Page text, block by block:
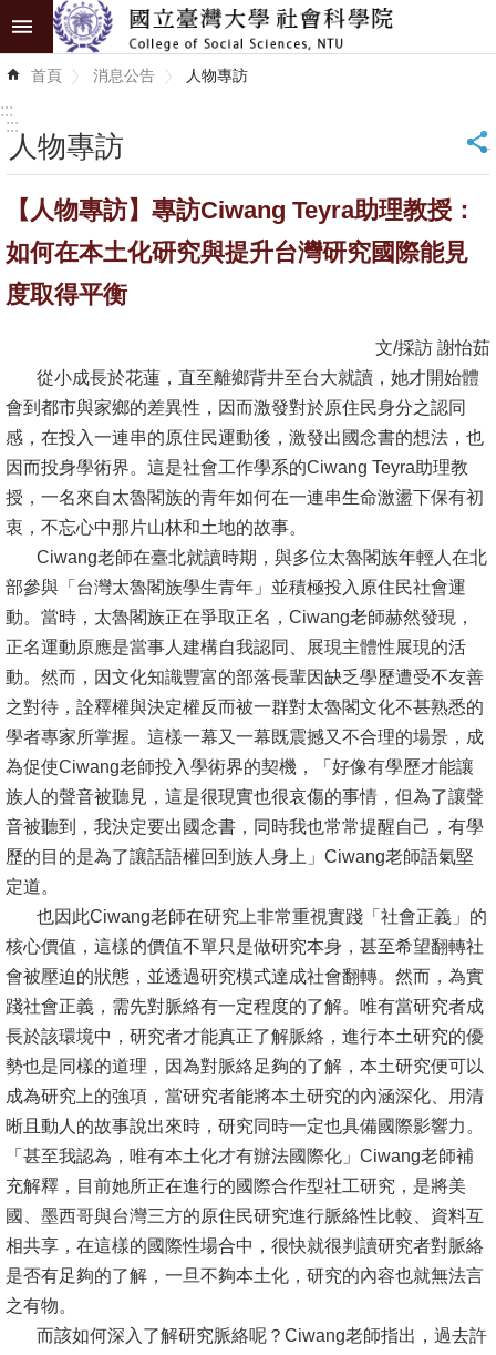
跳到主要內容區塊
進
階
識
學
位
研
究
消
公
告
國
際
化
高
教
深
耕
法
及
文
件
心
輔
&
學
輔
捐
首頁 消息公告 人物專訪
:::
:::
人物專訪 _
【人物專訪】專訪Ciwang Teyra助理教授：
如何在本土化研究與提升台灣研究國際能見
度取得平衡
文/採訪 謝怡茹
從小成長於花蓮，直至離鄉背井至台大就讀，她才開始體
會到都市與家鄉的差異性，因而激發對於原住民身分之認同
感，在投入一連串的原住民運動後，激發出國念書的想法，也
因而投身學術界。這是社會工作學系的Ciwang Teyra助理教
授，一名來自太魯閣族的青年如何在一連串生命激盪下保有初
衷，不忘心中那片山林和土地的故事。
Ciwang老師在臺北就讀時期，與多位太魯閣族年輕人在北
部參與「台灣太魯閣族學生青年」並積極投入原住民社會運
動。當時，太魯閣族正在爭取正名，Ciwang老師赫然發現，
正名運動原應是當事人建構自我認同、展現主體性展現的活
動。然而，因文化知識豐富的部落長輩因缺乏學歷遭受不友善
之對待，詮釋權與決定權反而被一群對太魯閣文化不甚熟悉的
學者專家所掌握。這樣一幕又一幕既震撼又不合理的場景，成
為促使Ciwang老師投入學術界的契機，「好像有學歷才能讓
族人的聲音被聽見，這是很現實也很哀傷的事情，但為了讓聲
音被聽到，我決定要出國念書，同時我也常常提醒自己，有學
歷的目的是為了讓話語權回到族人身上」Ciwang老師語氣堅
定道。
也因此Ciwang老師在研究上非常重視實踐「社會正義」的
核心價值，這樣的價值不單只是做研究本身，甚至希望翻轉社
會被壓迫的狀態，並透過研究模式達成社會翻轉。然而，為實
踐社會正義，需先對脈絡有一定程度的了解。唯有當研究者成
長於該環境中，研究者才能真正了解脈絡，進行本土研究的優
勢也是同樣的道理，因為對脈絡足夠的了解，本土研究便可以
成為研究上的強項，當研究者能將本土研究的內涵深化、用清
晰且動人的故事說出來時，研究同時一定也具備國際影響力。
「甚至我認為，唯有本土化才有辦法國際化」Ciwang老師補
充解釋，目前她所正在進行的國際合作型社工研究，是將美
國、墨西哥與台灣三方的原住民研究進行脈絡性比較、資料互
相共享，在這樣的國際性場合中，很快就很判讀研究者對脈絡
是否有足夠的了解，一旦不夠本土化，研究的內容也就無法言
之有物。
而該如何深入了解研究脈絡呢？Ciwang老師指出，過去許